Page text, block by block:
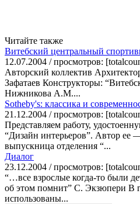
Читайте также
Витебский центральный
12.07.2004 / просмотров:
Авторский коллектив
Зафатаев Конструкторы:
Нижникова А.М....
Sotheby's: классика и
21.12.2004 / просмотров:
Представляем работу,
“Дизайн интерьеров”. Автор ее
выпускница отделения “...
Диалог
23.12.2004 / просмотров:
“…все взрослые когда-то были
об этом помнит” С. Экзюпери В
использованы...